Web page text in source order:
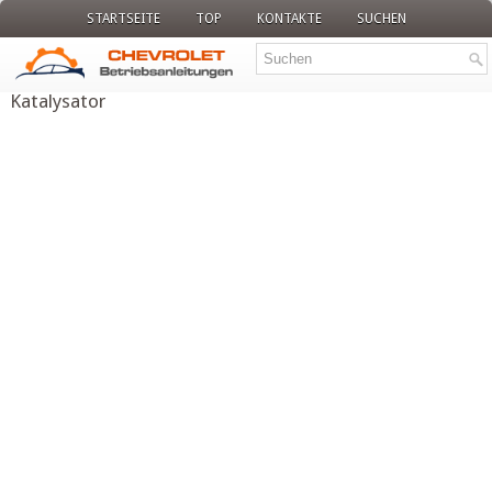
STARTSEITE TOP KONTAKTE SUCHEN
Katalysator